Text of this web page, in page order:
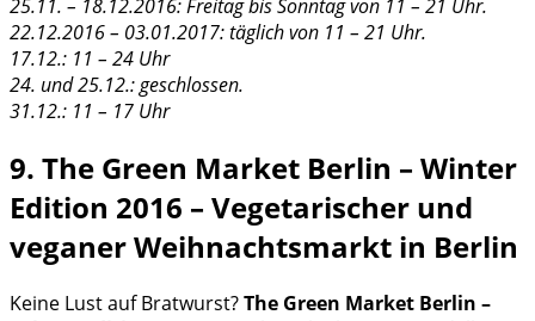
25.11. – 18.12.2016: Freitag bis Sonntag von 11 – 21 Uhr.
22.12.2016 – 03.01.2017: täglich von 11 – 21 Uhr.
17.12.: 11 – 24 Uhr
24. und 25.12.: geschlossen.
31.12.: 11 – 17 Uhr
9. The Green Market Berlin – Winter
Edition 2016 – Vegetarischer und
veganer Weihnachtsmarkt in Berlin
Keine Lust auf Bratwurst?The Green Market Berlin –